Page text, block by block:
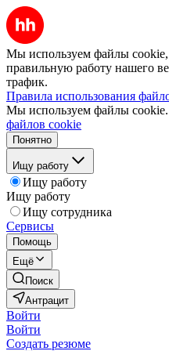
Мы используем файлы cookie,
правильную работу нашего
трафик.
Правила использования
Мы используем файлы cookie.
файлов cookie
Понятно
Ищу работу
Ищу работу
Ищу работу
Ищу сотрудника
Сервисы
Помощь
Ещё
Поиск
Антрацит
Войти
Войти
Создать резюме